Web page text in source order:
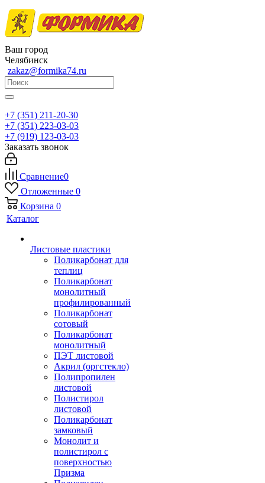
Ваш город
Челябинск
zakaz@formika74.ru
+7 (351) 211-20-30
+7 (351) 223-03-03
+7 (919) 123-03-03
Заказать звонок
Сравнение0
Отложенные 0
Корзина 0
Каталог
Листовые пластики
Поликарбонат для
теплиц
Поликарбонат
монолитный
профилированный
Поликарбонат
сотовый
Поликарбонат
монолитный
ПЭТ листовой
Акрил (оргстекло)
Полипропилен
листовой
Полистирол
листовой
Поликарбонат
замковый
Монолит и
полистирол с
поверхностью
Призма